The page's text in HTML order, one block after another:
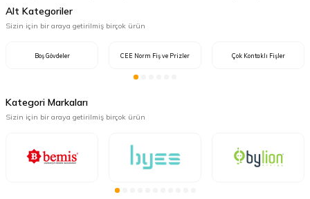
Alt Kategoriler
Sizin için bir araya getirilmiş birçok ürün
Boş Gövdeler CEE Norm Fiş ve Prizler Çok Kontaklı Fişler
Kategori Markaları
Sizin için bir araya getirilmiş birçok ürün